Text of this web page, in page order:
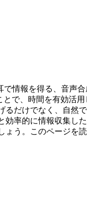
報を得る、音声合
で、時間を有効活
だけでなく、自然
率的に情報収集し
う。このページを